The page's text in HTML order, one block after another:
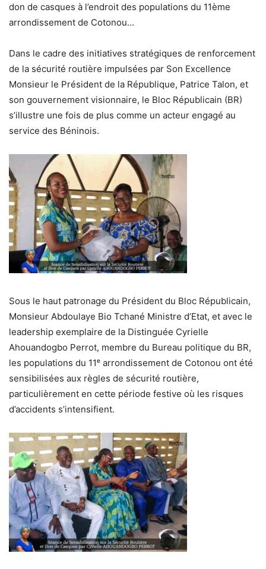
don de casques à l’endroit des populations du 11ème
arrondissement de Cotonou…
Dans le cadre des initiatives stratégiques de renforcement
de la sécurité routière impulsées par Son Excellence
Monsieur le Président de la République, Patrice Talon, et
son gouvernement visionnaire, le Bloc Républicain (BR)
s’illustre une fois de plus comme un acteur engagé au
service des Béninois.
Sous le haut patronage du Président du Bloc Républicain,
Monsieur Abdoulaye Bio Tchané Ministre d’Etat, et avec le
leadership exemplaire de la Distinguée Cyrielle
Ahouandogbo Perrot, membre du Bureau politique du BR,
les populations du 11ᵉ arrondissement de Cotonou ont été
sensibilisées aux règles de sécurité routière,
particulièrement en cette période festive où les risques
d’accidents s’intensifient.